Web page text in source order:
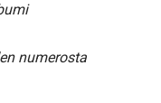
numerosta